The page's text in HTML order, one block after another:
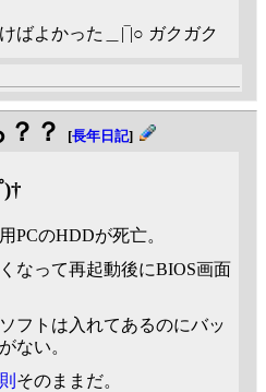
ばよかった＿|‾|○ ガクガク
？ [長年日記]
PCのHDDが死亡。
なって再起動後にBIOS画面
フトは入れてあるのにバッ
ない。
そのままだ。